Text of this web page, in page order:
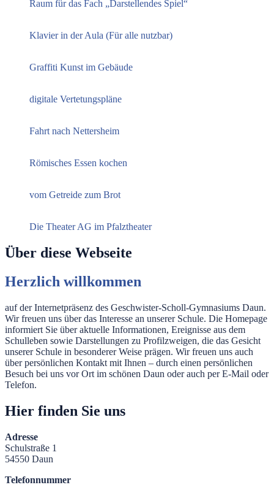
Raum für das Fach „Darstellendes Spiel“
Klavier in der Aula (Für alle nutzbar)
Graffiti Kunst im Gebäude
digitale Vertetungspläne
Fahrt nach Nettersheim
Römisches Essen kochen
vom Getreide zum Brot
Die Theater AG im Pfalztheater
Über diese Webseite
Herzlich willkommen
auf der Internetpräsenz des Geschwister-Scholl-Gymnasiums Daun.
Wir freuen uns über das Interesse an unserer Schule. Die Homepage
informiert Sie über aktuelle Informationen, Ereignisse aus dem
Schulleben sowie Darstellungen zu Profilzweigen, die das Gesicht
unserer Schule in besonderer Weise prägen. Wir freuen uns auch
über persönlichen Kontakt mit Ihnen – durch einen persönlichen
Besuch bei uns vor Ort im schönen Daun oder auch per E-Mail oder
Telefon.
Hier finden Sie uns
Adresse
Schulstraße 1
54550 Daun
Telefonnummer